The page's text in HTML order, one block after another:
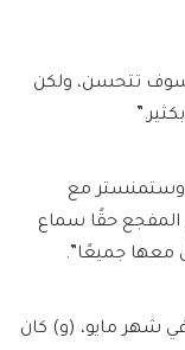
سوف تتحسن، ولكن
وستمنستر مع
المفجع حقًا سماع
معها جميعًا”.
شهر مايو، (و) كان